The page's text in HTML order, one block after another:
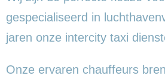
gespecialiseerd in
jaren onze intercity taxi
Onze ervaren chauffeurs